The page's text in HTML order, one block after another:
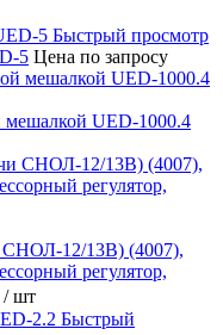
Быстрый просмотр
5 Цена по запросу
мешалкой UED-1000.4
СНОЛ-12/13В) (4007),
регулятор,
/ шт
Быстрый